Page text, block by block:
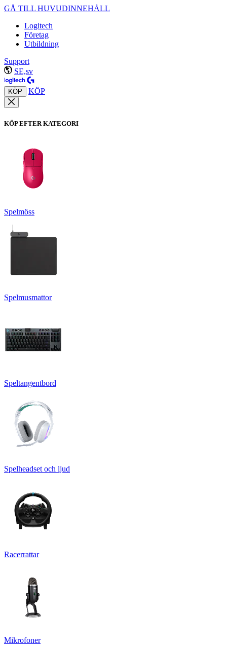
GÅ TILL HUVUDINNEHÅLL
Logitech
Företag
Utbildning
Support
SE,sv
KÖP KÖP
KÖP EFTER KATEGORI
Spelmöss
Spelmusmattor
Speltangentbord
Spelheadset och ljud
Racerrattar
Mikrofoner